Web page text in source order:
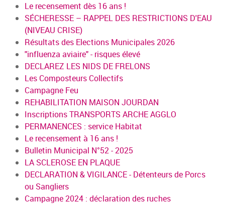
Le recensement dès 16 ans !
SÉCHERESSE – RAPPEL DES RESTRICTIONS D'EAU
(NIVEAU CRISE)
Résultats des Elections Municipales 2026
"influenza aviaire" - risques élevé
DECLAREZ LES NIDS DE FRELONS
Les Composteurs Collectifs
Campagne Feu
REHABILITATION MAISON JOURDAN
Inscriptions TRANSPORTS ARCHE AGGLO
PERMANENCES : service Habitat
Le recensement à 16 ans !
Bulletin Municipal N°52 - 2025
LA SCLEROSE EN PLAQUE
DECLARATION & VIGILANCE - Détenteurs de Porcs
ou Sangliers
Campagne 2024 : déclaration des ruches